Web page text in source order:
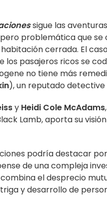
sigue las
problemática que
cerrada. El
los pasajeros ricos se
no tiene más
), un reputado
y Heidi Cole McAdams
Lamb, aporta su
podría destacar
de una compleja
combina el desprecio
y desarrollo de